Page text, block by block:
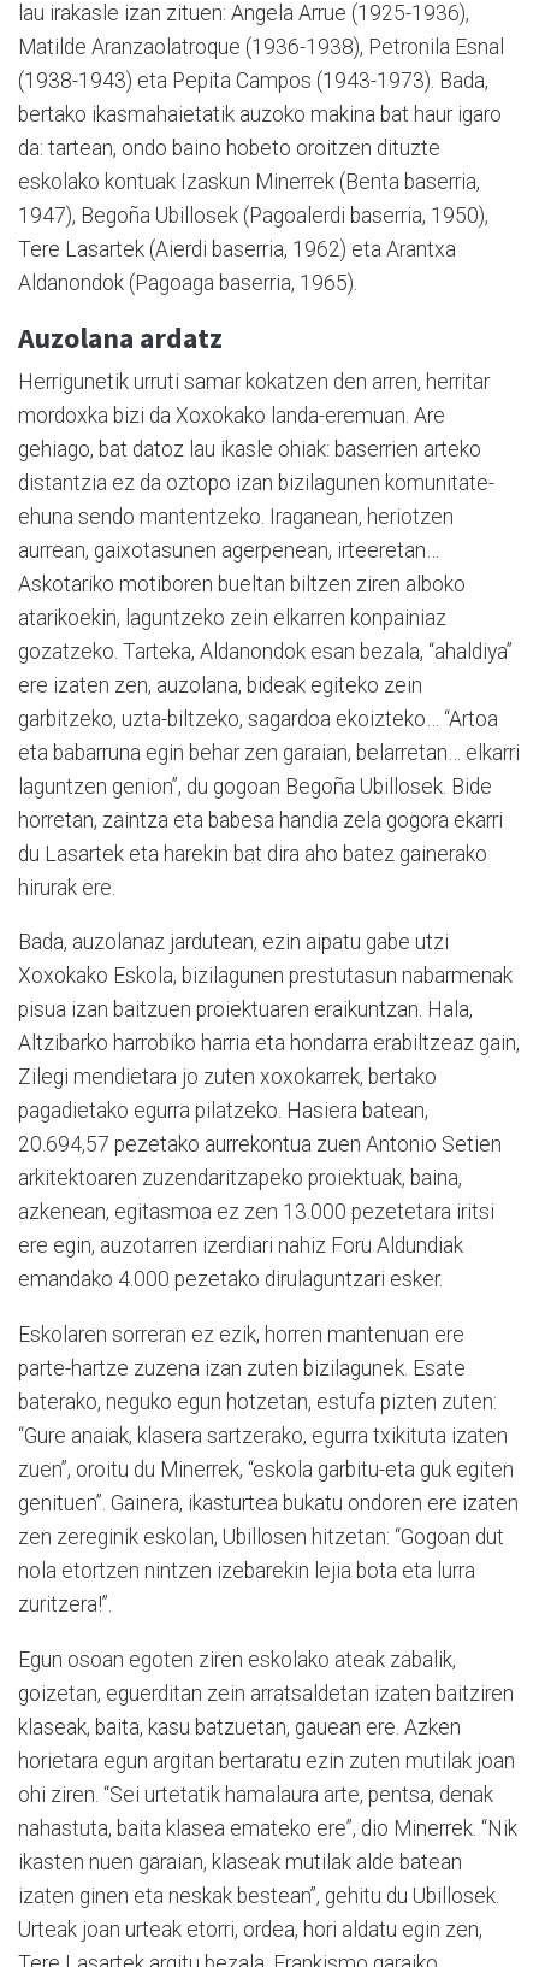
lau irakasle izan zituen: Angela Arrue (1925-1936),
Matilde Aranzaolatroque (1936-1938), Petronila Esnal
(1938-1943) eta Pepita Campos (1943-1973). Bada,
bertako ikasmahaietatik auzoko makina bat haur igaro
da: tartean, ondo baino hobeto oroitzen dituzte
eskolako kontuak Izaskun Minerrek (Benta baserria,
1947), Begoña Ubillosek (Pagoalerdi baserria, 1950),
Tere Lasartek (Aierdi baserria, 1962) eta Arantxa
Aldanondok (Pagoaga baserria, 1965).
Auzolana ardatz
Herrigunetik urruti samar kokatzen den arren, herritar
mordoxka bizi da Xoxokako landa-eremuan. Are
gehiago, bat datoz lau ikasle ohiak: baserrien arteko
distantzia ez da oztopo izan bizilagunen komunitate-
ehuna sendo mantentzeko. Iraganean, heriotzen
aurrean, gaixotasunen agerpenean, irteeretan…
Askotariko motiboren bueltan biltzen ziren alboko
atarikoekin, laguntzeko zein elkarren konpainiaz
gozatzeko. Tarteka, Aldanondok esan bezala, “ahaldiya”
ere izaten zen, auzolana, bideak egiteko zein
garbitzeko, uzta-biltzeko, sagardoa ekoizteko… “Artoa
eta babarruna egin behar zen garaian, belarretan… elkarri
laguntzen genion”, du gogoan Begoña Ubillosek. Bide
horretan, zaintza eta babesa handia zela gogora ekarri
du Lasartek eta harekin bat dira aho batez gainerako
hirurak ere.
Bada, auzolanaz jardutean, ezin aipatu gabe utzi
Xoxokako Eskola, bizilagunen prestutasun nabarmenak
pisua izan baitzuen proiektuaren eraikuntzan. Hala,
Altzibarko harrobiko harria eta hondarra erabiltzeaz gain,
Zilegi mendietara jo zuten xoxokarrek, bertako
pagadietako egurra pilatzeko. Hasiera batean,
20.694,57 pezetako aurrekontua zuen Antonio Setien
arkitektoaren zuzendaritzapeko proiektuak, baina,
azkenean, egitasmoa ez zen 13.000 pezetetara iritsi
ere egin, auzotarren izerdiari nahiz Foru Aldundiak
emandako 4.000 pezetako dirulaguntzari esker.
Eskolaren sorreran ez ezik, horren mantenuan ere
parte-hartze zuzena izan zuten bizilagunek. Esate
baterako, neguko egun hotzetan, estufa pizten zuten:
“Gure anaiak, klasera sartzerako, egurra txikituta izaten
zuen”, oroitu du Minerrek, “eskola garbitu-eta guk egiten
genituen”. Gainera, ikasturtea bukatu ondoren ere izaten
zen zereginik eskolan, Ubillosen hitzetan: “Gogoan dut
nola etortzen nintzen izebarekin lejia bota eta lurra
zuritzera!”.
Egun osoan egoten ziren eskolako ateak zabalik,
goizetan, eguerditan zein arratsaldetan izaten baitziren
klaseak, baita, kasu batzuetan, gauean ere. Azken
horietara egun argitan bertaratu ezin zuten mutilak joan
ohi ziren. “Sei urtetatik hamalaura arte, pentsa, denak
nahastuta, baita klasea emateko ere”, dio Minerrek. “Nik
ikasten nuen garaian, klaseak mutilak alde batean
izaten ginen eta neskak bestean”, gehitu du Ubillosek.
Urteak joan urteak etorri, ordea, hori aldatu egin zen,